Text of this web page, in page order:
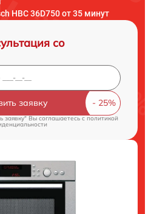
HBC 36D750 от 35 минут
со
заявку
заявку" Вы соглашаетесь cполитикой